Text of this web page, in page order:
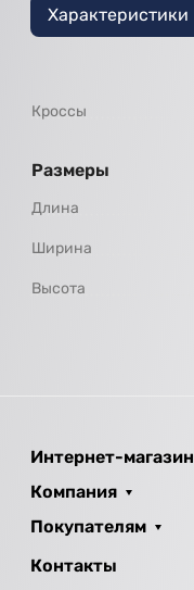
Характеристики
Кроссы
Размеры
Длина
Ширина
Высота
Интернет-магазин
Компания
Покупателям
Контакты